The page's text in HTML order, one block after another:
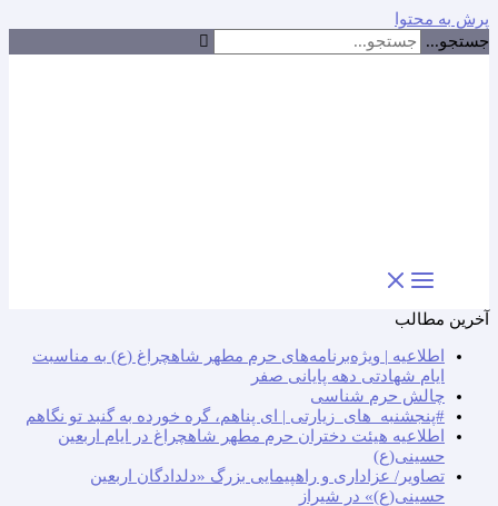
پرش به محتوا
جستجو...
آخرین مطالب
اطلاعیه | ویژه‌برنامه‌های حرم مطهر شاهچراغ (ع) به مناسبت
ایام شهادتی دهه پایانی صفر
چالش حرم شناسی
#پنجشنبه_های_زیارتی | ای پناهم، گره خورده به گنبد تو نگاهم
اطلاعیه هیئت دختران حرم مطهر شاهچراغ در ایام اربعین
حسینی(ع)
تصاویر/ عزاداری و راهپیمایی بزرگ «دلدادگان اربعین
حسینی(ع)» در شیراز